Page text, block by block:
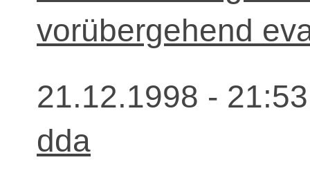
vorübergehend
21.12.1998 -
dda